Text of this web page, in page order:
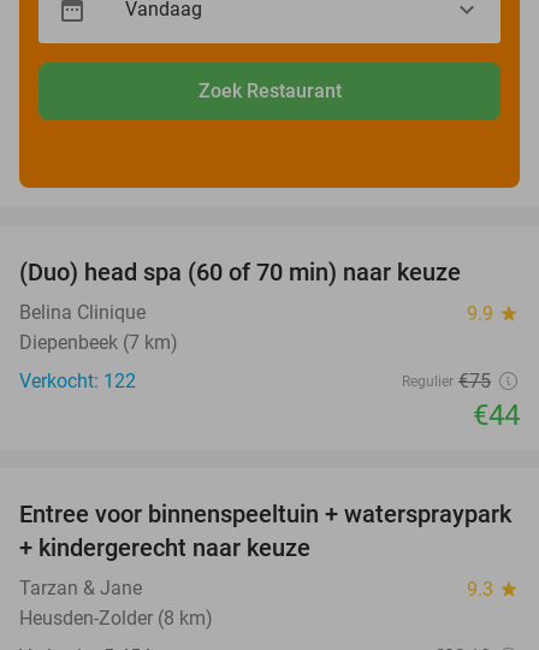
Zoek Restaurant
(Duo) head spa (60 of 70 min) naar keuze
Belina Clinique 9.9 star
Diepenbeek (7 km)
Verkocht: 122
Regulier €75
€44
40%
Entree voor binnenspeeltuin + waterspraypark
+ kindergerecht naar keuze
Tarzan & Jane 9.3 star
Heusden-Zolder (8 km)